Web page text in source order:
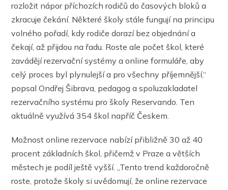
rozložit nápor příchozích rodičů do časových bloků a
zkracuje čekání. Některé školy stále fungují na principu
volného pořadí, kdy rodiče dorazí bez objednání a
čekají, až přijdou na řadu. Roste ale počet škol, které
zavádějí rezervační systémy a online formuláře, aby
celý proces byl plynulejší a pro všechny příjemnější,“
popsal Ondřej Šibrava, pedagog a spoluzakladatel
rezervačního systému pro školy Reservando. Ten
aktuálně využívá 354 škol napříč Českem.
Možnost online rezervace nabízí přibližně 30 až 40
procent základních škol, přičemž v Praze a větších
městech je podíl ještě vyšší. „Tento trend každoročně
roste, protože školy si uvědomují, že online rezervace